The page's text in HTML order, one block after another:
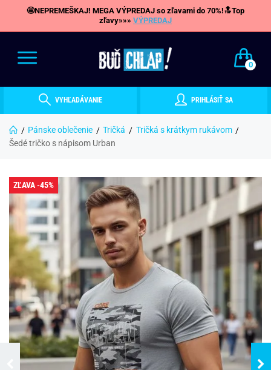
🤩NEPREMEŠKAJ! MEGA VÝPREDAJ so zľavami do 70%!🔝Top
zľavy»»» VÝPREDAJ
0
VYHĽADÁVANIE PRIHLÁSIŤ SA
Pánske oblečenie Tričká
Tričká s krátkym rukávom
Šedé tričko s nápisom Urban
ZĽAVA -45%